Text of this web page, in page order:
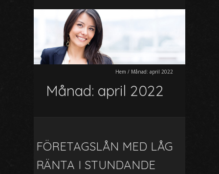
Hem / Månad: april 2022
Månad: april 2022
FÖRETAGSLÅN MED LÅG
RÄNTA I STUNDANDE